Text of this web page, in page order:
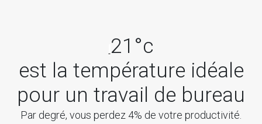
21°c
est la température idéale
pour un travail de bureau
Par degré, vous perdez 4% de votre productivité.